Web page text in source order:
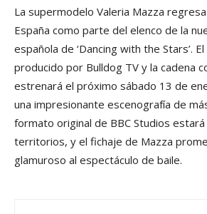
La supermodelo Valeria Mazza
España como parte del elenco de la
española de ‘Dancing with the Stars’.
producido por Bulldog TV y la cadena
estrenará el próximo sábado 13 de
una impresionante escenografía de
formato original de BBC Studios
territorios, y el fichaje de Mazza
glamuroso al espectáculo de baile.